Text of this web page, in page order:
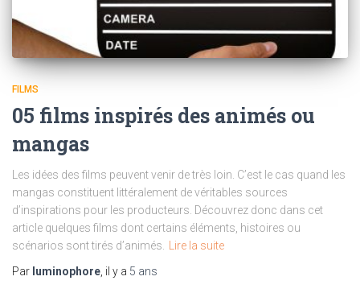
FILMS
05 films inspirés des animés ou
mangas
Les idées des films peuvent venir de très loin. C’est le cas quand les
mangas constituent littéralement de véritables sources
d’inspirations pour les producteurs. Découvrez donc dans cet
article quelques films dont certains éléments, histoires ou
scénarios sont tirés d’animés.
Lire la suite
Par luminophore , il y a 5 ans